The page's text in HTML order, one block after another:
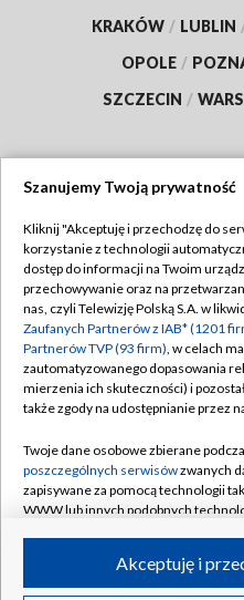
KRAKÓW / LUBLIN
OPOLE /
SZCZECIN /
Abonament TVP
Emisja w TVP
Centrum informacji TVP
Naziemna Telewizja
Rada Programowa
System NOS
Informacje o nadawcy
Program dla prasy
Polityka
©2026 Telewizja
Szanujemy Twoją prywatność
Kliknij "Akceptuję i przechodzę do
korzystanie z technologii
dostęp do informacji na Twoim
przechowywanie oraz na
nas, czyli Telewizję Polską S.A. w
Zaufanych Partnerów z IAB* (1201
Partnerów TVP (93 firm), w celach
zautomatyzowanego dopasowania
mierzenia ich skuteczności) i
także zgody na udostępnianie przez
Twoje dane osobowe zbierane
poszczególnych serwisówzwanych
zapisywane za pomocą technologii
WWW lub innych podobnych
ruchu w Internecie.Akceptuję i